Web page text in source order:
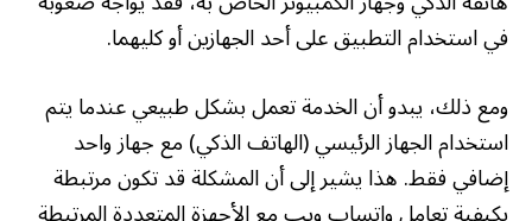
في استخدام التطبيق على أحد الجهازين أو كليهما.
ومع ذلك، يبدو أن الخدمة تعمل بشكل طبيعي عندما يتم
استخدام الجهاز الرئيسي (الهاتف الذكي) مع جهاز واحد
إضافي فقط. هذا يشير إلى أن المشكلة قد تكون مرتبطة